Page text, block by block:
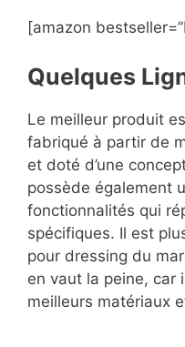
[amazon
Quelques
Le meilleur produit
fabriqué à partir de
et doté d’une
possède également
fonctionnalités qui
spécifiques. Il est
pour dressing du
en vaut la peine, car
meilleurs matériaux